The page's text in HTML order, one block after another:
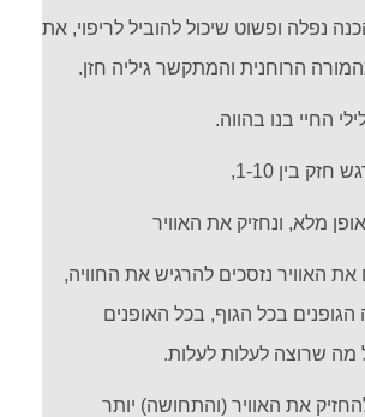
נפלה ופשוט שיכול להוביל לריפוי, את
הרוחנית והמתקשר גיליה חזן.
החיי בנו בהווה.
בין 1-10,
מלא, ונחזיק את האוויר
האוויר נזסכים להרגיש את החוויה,
הגופנים בכל הגוף, בכל האופנים
מה שרוצה לעלות לעלות.
להחזיק את האוויר (והתחושה) יותר